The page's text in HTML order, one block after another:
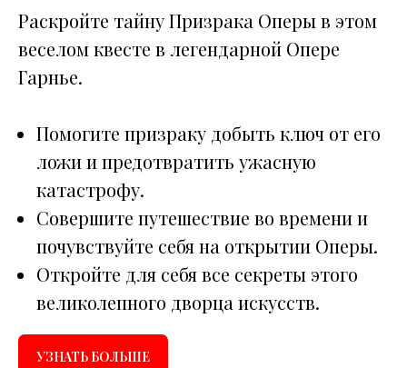
Раскройте тайну Призрака Оперы в этом
веселом квесте в легендарной Опере
Гарнье.
Помогите призраку добыть ключ от его
ложи и предотвратить ужасную
катастрофу.
Совершите путешествие во времени и
почувствуйте себя на открытии Оперы.
Откройте для себя все секреты этого
великолепного дворца искусств.
УЗНАТЬ БОЛЬШЕ